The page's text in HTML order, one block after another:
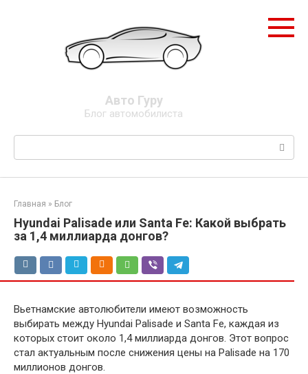
Авто Гуру
Блог автомобилиста
Поиск:
Главная » Блог
Hyundai Palisade или Santa Fe: Какой выбрать
за 1,4 миллиарда донгов?
Вьетнамские автолюбители имеют возможность
выбирать между Hyundai Palisade и Santa Fe, каждая из
которых стоит около 1,4 миллиарда донгов. Этот вопрос
стал актуальным после снижения цены на Palisade на 170
миллионов донгов.